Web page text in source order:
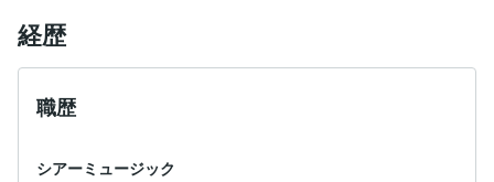
経歴
職歴
シアーミュージック